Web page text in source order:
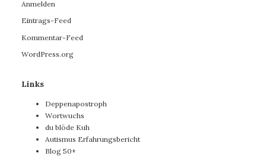
Anmelden
Eintrags-Feed
Kommentar-Feed
WordPress.org
Links
Deppenapostroph
Wortwuchs
du blöde Kuh
Autismus Erfahrungsbericht
Blog 50+